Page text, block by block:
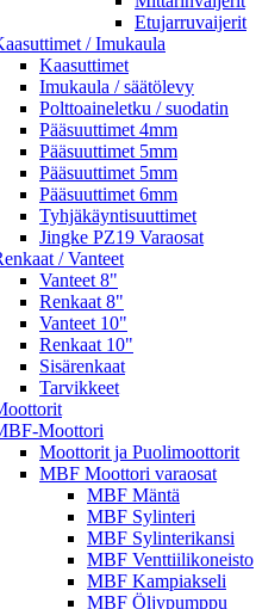
Etujarruvaijerit
/ Imukaula
Kaasuttimet
Imukaula / säätölevy
Polttoaineletku / suodatin
Pääsuuttimet 4mm
Pääsuuttimet 5mm
Pääsuuttimet 5mm
Pääsuuttimet 6mm
Tyhjäkäyntisuuttimet
Jingke PZ19 Varaosat
/ Vanteet
Vanteet 8"
Renkaat 8"
Vanteet 10"
Renkaat 10"
Sisärenkaat
Tarvikkeet
Moottori
Moottorit ja Puolimoottorit
MBF Moottori varaosat
MBF Mäntä
MBF Sylinteri
MBF Sylinterikansi
MBF Venttiilikoneisto
MBF Kampiakseli
MBF Öljypumppu